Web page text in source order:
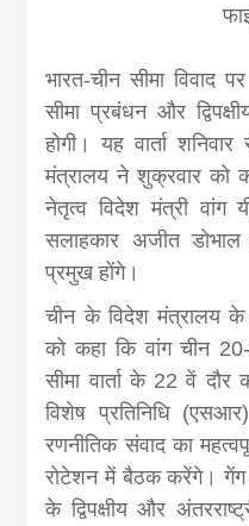
भारत-चीन सीमा विवाद
सीमा प्रबंधन और
होगी। यह वार्ता
मंत्रालय ने शुक्रवार को
नेतृत्‍व विदेश मंत्री वांग
सलाहकार अजीत डोभाल
प्रमुख होंगे।
चीन के विदेश मंत्रालय
को कहा कि वांग चीन
सीमा वार्ता के 22 वें
विशेष प्रतिनिधि
रणनीतिक संवाद का
रोटेशन में बैठक करेंगे। गेंग
के द्विपक्षीय और